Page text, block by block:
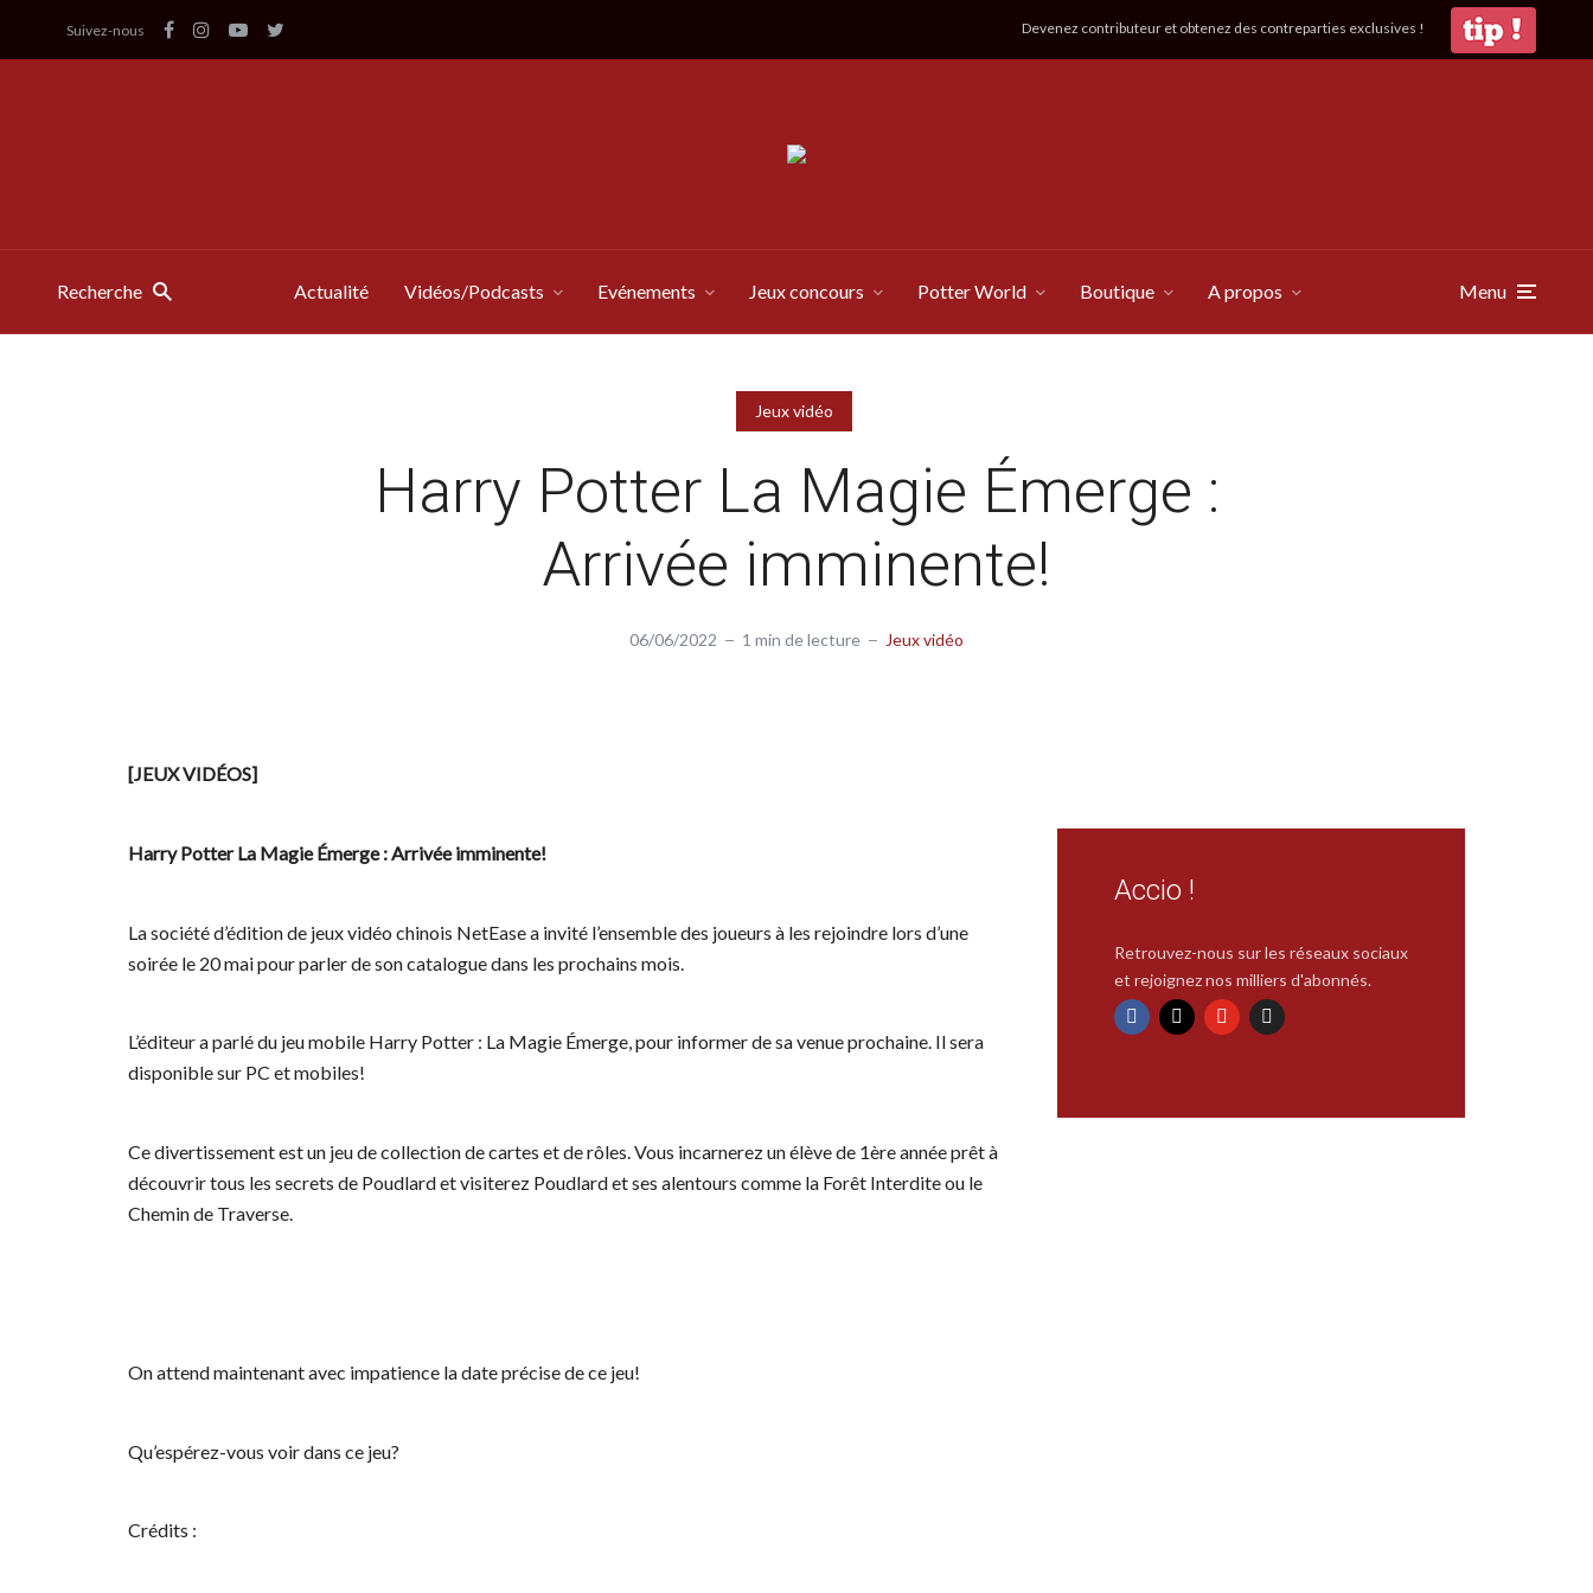
Suivez-nous Devenez contributeur et obtenez des contreparties exclusives !
Recherche Actualité Vidéos/Podcasts Evénements Jeux concours Potter World Boutique A propos Menu
Jeux vidéo
Harry Potter La Magie Émerge :
Arrivée imminente!
06/06/2022 1 min de lecture Jeux vidéo
[JEUX VIDÉOS]
Harry Potter La Magie Émerge : Arrivée imminente!
La société d’édition de jeux vidéo chinois NetEase a invité l’ensemble des joueurs à les rejoindre lors d’une
soirée le 20 mai pour parler de son catalogue dans les prochains mois.
L’éditeur a parlé du jeu mobile Harry Potter : La Magie Émerge, pour informer de sa venue prochaine. Il sera
disponible sur PC et mobiles!
Ce divertissement est un jeu de collection de cartes et de rôles. Vous incarnerez un élève de 1ère année prêt à
découvrir tous les secrets de Poudlard et visiterez Poudlard et ses alentours comme la Forêt Interdite ou le
Chemin de Traverse.
On attend maintenant avec impatience la date précise de ce jeu!
Qu’espérez-vous voir dans ce jeu?
Crédits :
Accio !
Retrouvez-nous sur les réseaux sociaux
et rejoignez nos milliers d'abonnés.